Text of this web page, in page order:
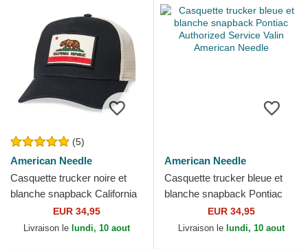
(5)
American Needle
Casquette trucker noire et
blanche snapback California
Bear Valin American Needle
EUR 34,95
Livraison le lundi, 10 aout
American Needle
Casquette trucker bleue et
blanche snapback Pontiac
Authorized Service Valin
American Needle
EUR 34,95
Livraison le lundi, 10 aout